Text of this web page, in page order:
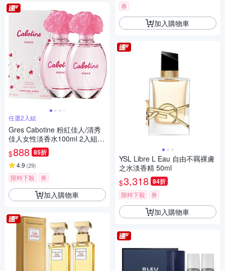
任選2入組
Gres Cabotine 粉紅佳人/清秀
佳人女性淡香水100ml 2入組-
快速到貨
$888 85折
4.9 (29)
限時下殺 券
加入購物車
券
加入購物車
YSL Libre L Eau 自由不羈裸膚
之水淡香精 50ml
$3,318 84折
限時下殺 券
加入購物車